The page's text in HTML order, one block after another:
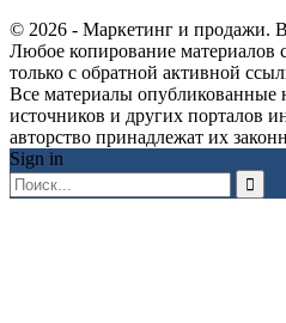
© 2026 - Маркетинг и продажи.
Любое копирование материалов
только с обратной активной
Все материалы опубликованные
источников и других порталов
авторство принадлежат их
Sign in